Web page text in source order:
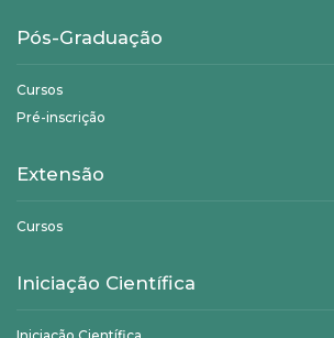
Pós-Graduação
Cursos
Pré-inscrição
Extensão
Cursos
Iniciação Científica